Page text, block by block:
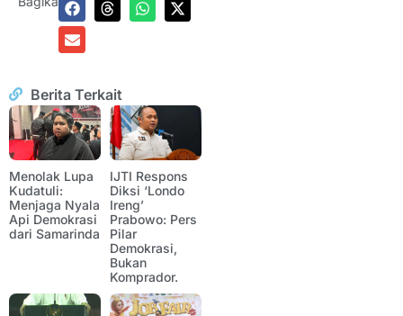
Berita Terkait
Menolak Lupa
Kudatuli:
Menjaga Nyala
Api Demokrasi
dari Samarinda
IJTI Respons
Diksi ‘Londo
Ireng’
Prabowo: Pers
Pilar
Demokrasi,
Bukan
Komprador.